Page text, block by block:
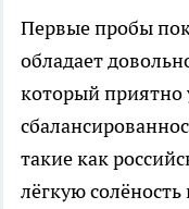
Первые пробы
обладает
который приятно
такие как
лёгкую